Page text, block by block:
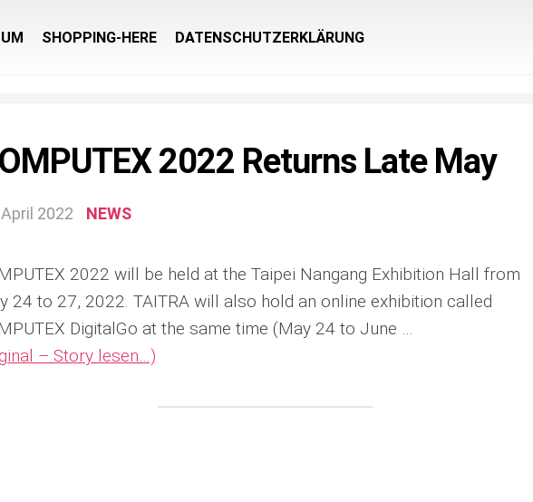
SHOPPING-HERE DATENSCHUTZERKLÄRUNG
2022 Returns Late May
2022 NEWS
2022 will be held at the Taipei Nangang Exhibition Hall from
24 to 27, 2022. TAITRA will also hold an online exhibition called
DigitalGo at the same time (May 24 to June …
– Story lesen…)